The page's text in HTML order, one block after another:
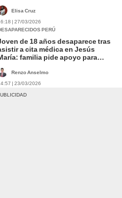
Elisa Cruz
| 27/03/2026
PERÚ
de 18 años desaparece tras
a cita médica en Jesús
familia pide apoyo para
Renzo Anselmo
| 23/03/2026